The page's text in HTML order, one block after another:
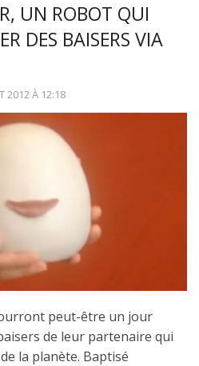
UN ROBOT QUI
DES BAISERS VIA
2012À 12:18
peut-être un jour
de leur partenaire qui
la planète. Baptisé